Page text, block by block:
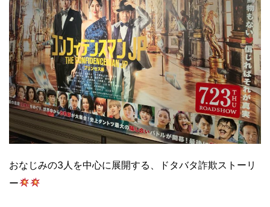
おなじみの3人を中心に展開する、ドタバタ詐欺ストーリ
ー